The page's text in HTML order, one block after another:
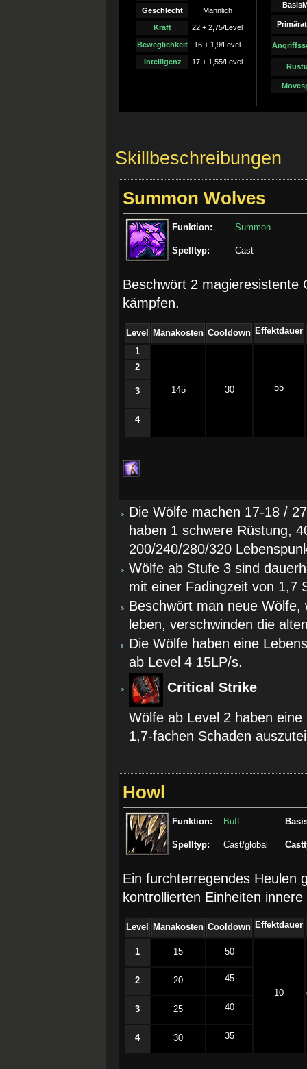
Geschlecht Männlich
Kraft 22 + 2,75/Level
Beweglichkeit 16 + 1,9/Level
Intelligenz 17 + 1,55/Level
Skillbeschreibungen
Summon Wolves
Funktion: Summon
Spelltyp: Cast
Beschwört 2 magieresistente
kämpfen.
Level Manakosten Cooldown Effektdauer
1
145 30 55
2
3
4
Die Wölfe machen 17-18 /
haben 1 schwere Rüstung,
200/240/280/320
Wölfe ab Stufe 3 sind
mit einer Fadingzeit von 1,7
Beschwört man neue
leben, verschwinden die
Die Wölfe haben eine
ab Level 4 15LP/s.
Critical Strike
Wölfe ab Level 2 haben
1,7-fachen Schaden
Howl
Funktion: Buff
Spelltyp: Cast/global
Ein furchterregendes Heulen
kontrollierten Einheiten
Level Manakosten Cooldown Effektdauer
1 15 50
10
2 20 45
3 25 40
4 30 35